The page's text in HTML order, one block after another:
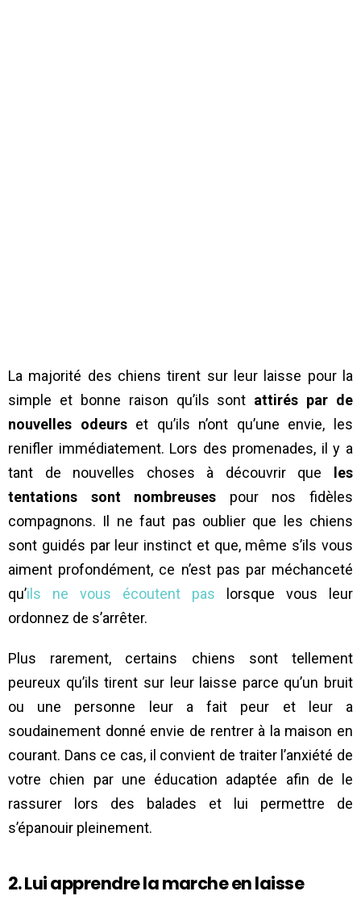
La majorité des chiens tirent sur leur laisse pour la
simple et bonne raison qu’ils sont attirés par de
nouvelles odeurset qu’ils n’ont qu’une envie, les
renifler immédiatement. Lors des promenades, il y a
tant de nouvelles choses à découvrir que
les
tentations sont nombreuses pour nos fidèles
compagnons. Il ne faut pas oublier que les chiens
sont guidés par leur instinct et que, même s’ils vous
aiment profondément, ce n’est pas par méchanceté
qu’ils ne vous écoutent pas lorsque vous leur
ordonnez de s’arrêter.
Plus rarement, certains chiens sont tellement
peureux qu’ils tirent sur leur laisse parce qu’un bruit
ou une personne leur a fait peur et leur a
soudainement donné envie de rentrer à la maison en
courant. Dans ce cas, il convient de traiter l’anxiété de
votre chien par une éducation adaptée afin de le
rassurer lors des balades et lui permettre de
s’épanouir pleinement.
2. Lui apprendre la marche en laisse